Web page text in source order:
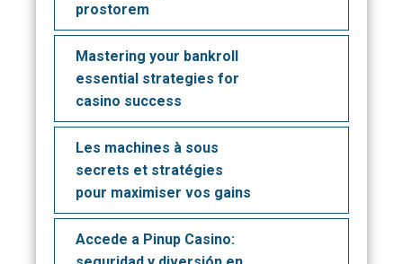
prostorem
Mastering your bankroll
essential strategies for
casino success
Les machines à sous
secrets et stratégies
pour maximiser vos gains
Accede a Pinup Casino: